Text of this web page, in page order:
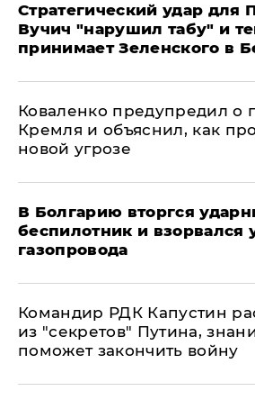
Стратегический удар для
Вучич "нарушил табу" и
принимает Зеленского в
Коваленко предупредил о
Кремля и объяснил, как
новой угрозе
В Болгарию вторгся
беспилотник и взорвался
газопровода
Командир РДК Капустин
из "секретов" Путина,
поможет закончить войну